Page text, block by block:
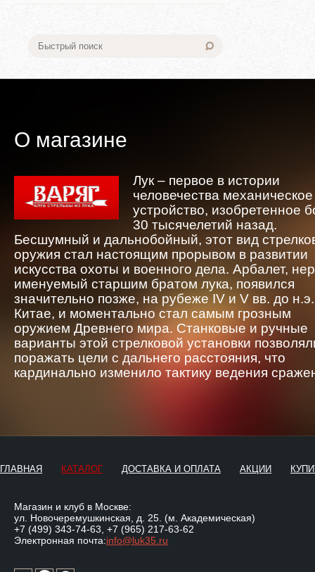
О магазине
Лук – первое в истории
человечества механическое
устройство, изобретенное
30 тысячелетий назад.
Бесшумный и дальнобойный, этот вид
оружия стал настоящим прорывом в развитии
искусства охоты и военного дела. Арбалет,
именуемый старшим братом лука, появился
значительно позже, на рубеже IV и V вв. до
Китае, и моментально стал самым грозным
оружием Древнего мира. Станковые и ручные
варианты этой стрелковой установки
поражать цели с дальнего расстояния, что
кардинально изменило тактику ведения
ГЛАВНАЯ КАТАЛОГ ДОСТАВКА И ОПЛАТА АКЦИИ
Магазин и клуб в Москве:
ул. Новочеремушкинская, д. 25. (м. Академическая)
+7 (499) 343-74-63 +7 (965) 217-63-62
Электронная почта:info@luk35.ru